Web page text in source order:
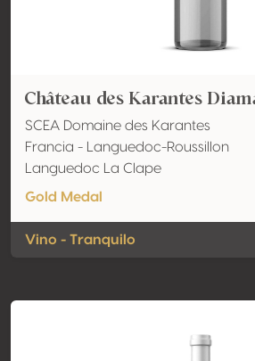
Château des Karantes
SCEA Domaine des Karantes
Francia - Languedoc-Roussillon
Languedoc La Clape
Gold Medal
Vino - Tranquilo